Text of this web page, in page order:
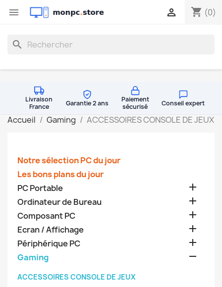
 shopping_cart (0)

search
Livraison
France
Garantie 2 ans
Paiement
sécurisé
Conseil expert
Accueil Gaming ACCESSOIRES CONSOLE DE JEUX
Notre sélection PC du jour
Les bons plans du jour
PC Portable

Ordinateur de Bureau 
Composant PC 
Ecran / Affichage 
Périphérique PC 
Gaming 
ACCESSOIRES CONSOLE DE JEUX